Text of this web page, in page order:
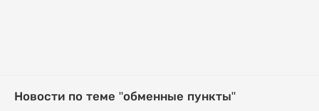
Новости по теме "обменные пункты"